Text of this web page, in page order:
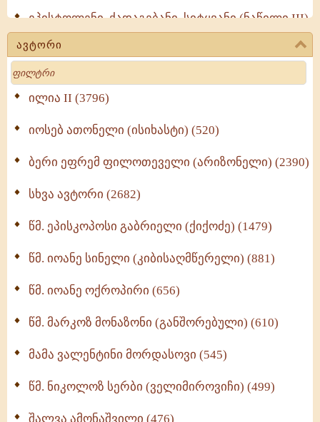
ეპისტოლენი, ქადაგებანი, სიტყვანი (ნაწილი III)
(723)
მოძღვრის ძალზე სასარგებლო რჩევები
მრევლისათვის (545)
Wisdomge (514)
ქადაგებანი გაბრიელ ეპისკოპოსისა - II ტომი
სულიერი ცხოვრების სახელმძღვანელო -
ნაწილი II (369)
ავტორი
Search
ილია II (3796)
იოსებ ათონელი (ისიხასტი) (520)
ბერი ეფრემ ფილოთეველი (არიზონელი) (2390)
სხვა ავტორი (2682)
წმ. ეპისკოპოსი გაბრიელი (ქიქოძე) (1479)
წმ. იოანე სინელი (კიბისაღმწერელი) (881)
წმ. იოანე ოქროპირი (656)
წმ. მარკოზ მონაზონი (განშორებული) (610)
მამა ვალენტინი მორდასოვი (545)
წმ. ნიკოლოზ სერბი (ველიმიროვიჩი) (499)
შალვა ამონაშვილი (476)